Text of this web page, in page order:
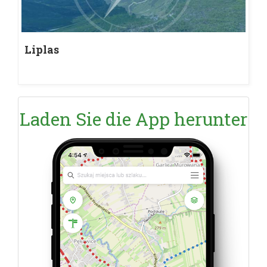
Liplas
Laden Sie die App herunter